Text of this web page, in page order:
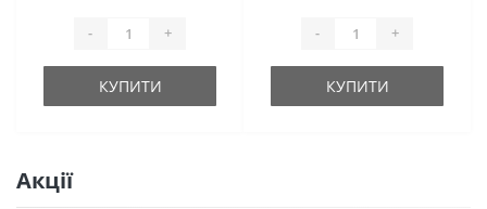
- +
КУПИТИ
- +
КУПИТИ
Акції